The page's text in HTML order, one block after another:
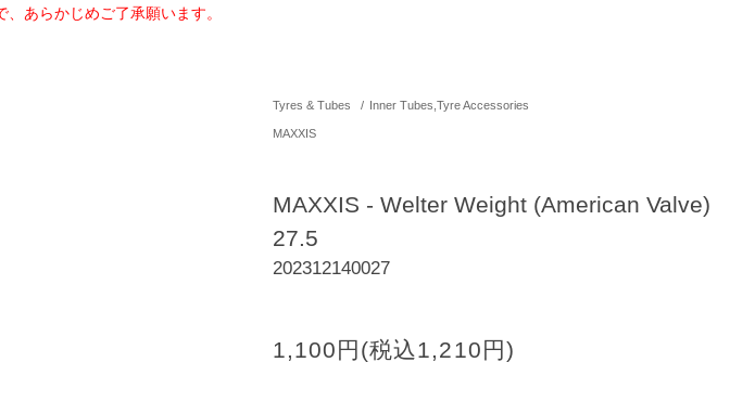
あらかじめご了承願います。
Tyres & Tubes / Inner Tubes,Tyre Accessories
MAXXIS
MAXXIS - Welter Weight (American Valve)
27.5
202312140027
1,100円(税込1,210円)